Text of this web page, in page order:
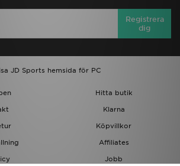
Registrera
dig
JD Sports hemsida för PC
Hitta butik
Klarna
Köpvillkor
Affiliates
Jobb